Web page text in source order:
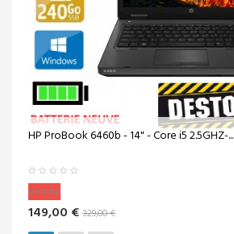
HP ProBook 6460b - 14" - Core i5 2.5GHZ-...
Vendu!
149,00 € 329,00 €